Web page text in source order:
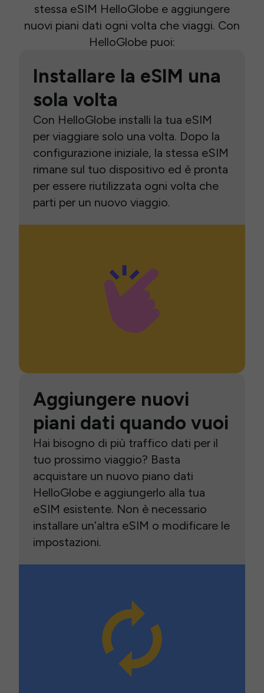
stessa eSIM HelloGlobe e aggiungere
nuovi piani dati ogni volta che viaggi. Con
HelloGlobe puoi:
Installare la eSIM una
sola volta
Con HelloGlobe installi la tua eSIM
per viaggiare solo una volta. Dopo la
configurazione iniziale, la stessa eSIM
rimane sul tuo dispositivo ed è pronta
per essere riutilizzata ogni volta che
parti per un nuovo viaggio.
Aggiungere nuovi
piani dati quando vuoi
Hai bisogno di più traffico dati per il
tuo prossimo viaggio? Basta
acquistare un nuovo piano dati
HelloGlobe e aggiungerlo alla tua
eSIM esistente. Non è necessario
installare un’altra eSIM o modificare le
impostazioni.